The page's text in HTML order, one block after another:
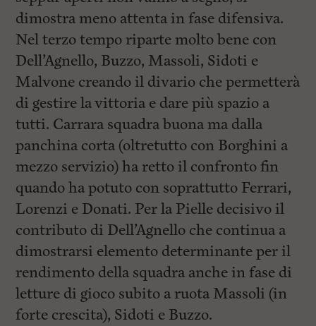
dimostra meno attenta in fase difensiva.
Nel terzo tempo riparte molto bene con
Dell’Agnello, Buzzo, Massoli, Sidoti e
Malvone creando il divario che permetterà
di gestire la vittoria e dare più spazio a
tutti. Carrara squadra buona ma dalla
panchina corta (oltretutto con Borghini a
mezzo servizio) ha retto il confronto fin
quando ha potuto con soprattutto Ferrari,
Lorenzi e Donati. Per la Pielle decisivo il
contributo di Dell’Agnello che continua a
dimostrarsi elemento determinante per il
rendimento della squadra anche in fase di
letture di gioco subito a ruota Massoli (in
forte crescita), Sidoti e Buzzo.